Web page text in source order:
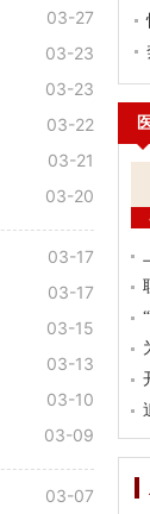
03-27
03-23
03-23
03-22
03-21
03-20
03-17
03-17
03-15
03-13
03-10
03-09
03-07